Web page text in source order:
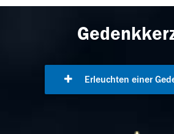
Erleuchten einer